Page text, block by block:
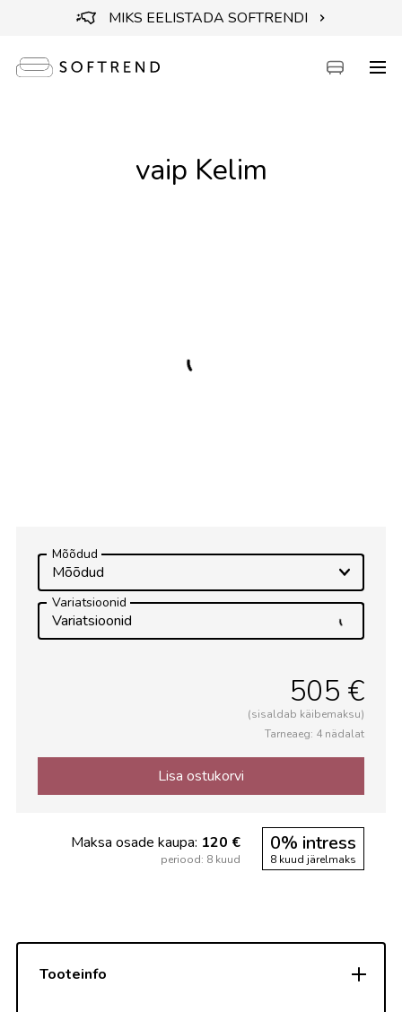
MIKS EELISTADA SOFTRENDI
vaip Kelim
Mõõdud
Mõõdud
Variatsioonid
Variatsioonid
505 €
(sisaldab käibemaksu)
Tarneaeg: 4 nädalat
Lisa ostukorvi
Maksa osade kaupa: 120 €
periood: 8 kuud
0% intress
8 kuud järelmaks
Tooteinfo